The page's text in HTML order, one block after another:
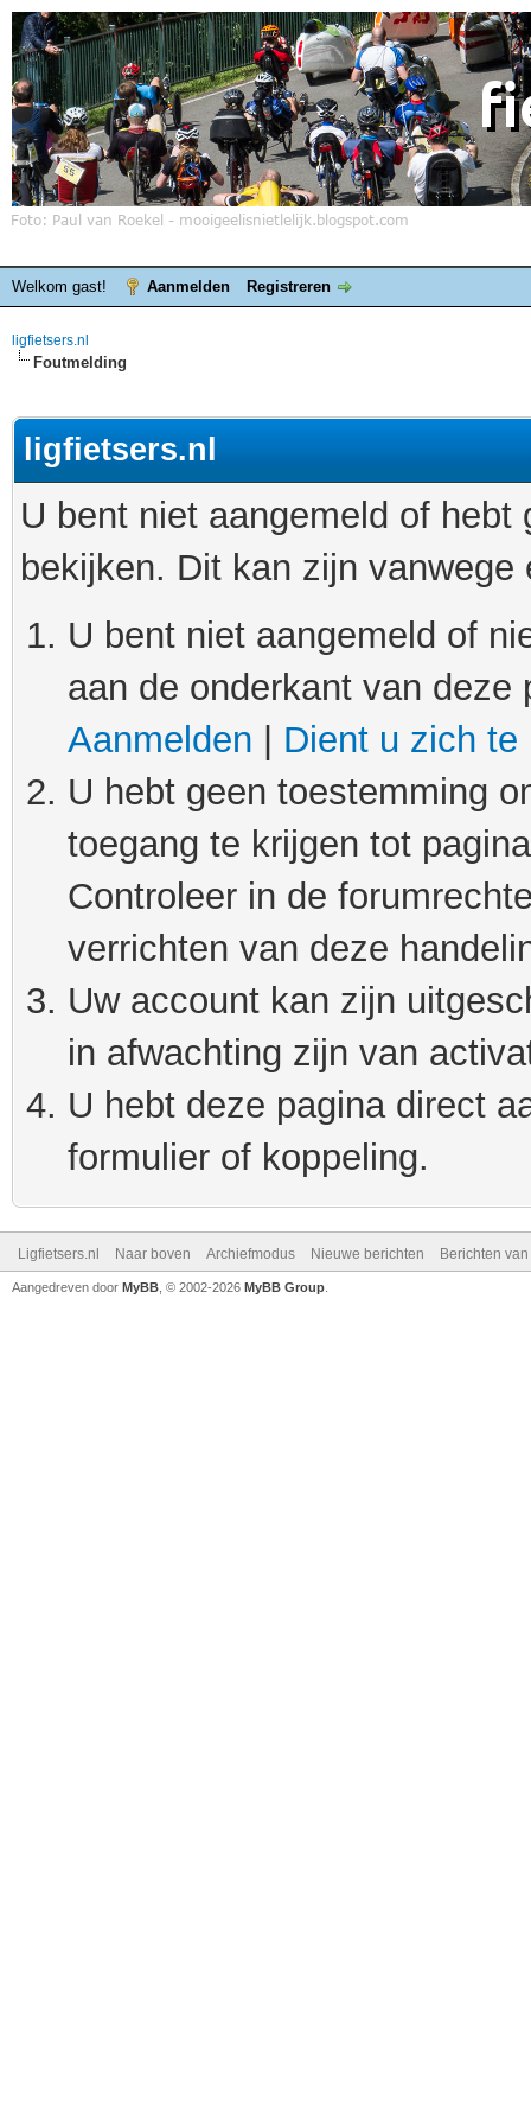
Welkom gast! Aanmelden Registreren
ligfietsers.nl
Foutmelding
ligfietsers.nl
U bent niet aangemeld of
bekijken. Dit kan zijn
U bent niet aangemeld of
aan de onderkant van
Aanmelden
Dient u zich te
U hebt geen toestemming
toegang te krijgen tot
Controleer in de
verrichten van deze
Uw account kan zijn
in afwachting zijn van
U hebt deze pagina direct
formulier of koppeling.
Ligfietsers.nl Naar boven Archiefmodus Nieuwe berichten Berichten
Aangedreven door MyBB , © 2002-2026 MyBB Group